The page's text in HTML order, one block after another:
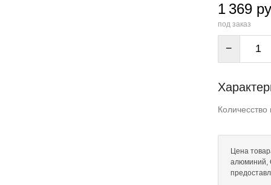
1 369
под заказ
−
Цена
алюминий,